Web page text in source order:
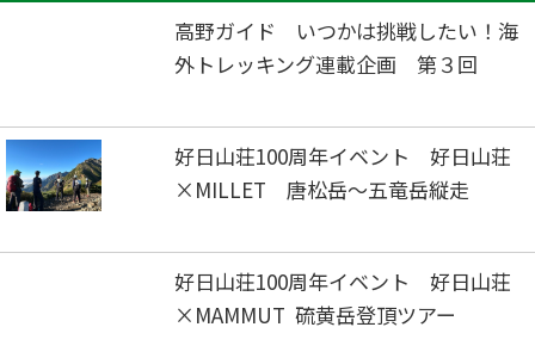
高野ガイド いつかは挑戦したい！海
外トレッキング連載企画 第３回
好日山荘100周年イベント 好日山荘
×MILLET 唐松岳～五竜岳縦走
好日山荘100周年イベント 好日山荘
×MAMMUT 硫黄岳登頂ツアー